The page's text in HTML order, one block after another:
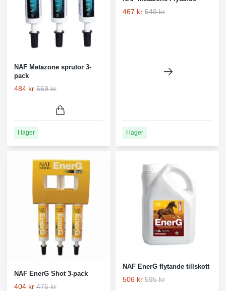
NAF Metazone sprutor 3-
pack
484 kr 569 kr
I lager
467 kr 549 kr
I lager
NAF EnerG Shot 3-pack
404 kr 475 kr
NAF EnerG flytande tillskott
506 kr 595 kr